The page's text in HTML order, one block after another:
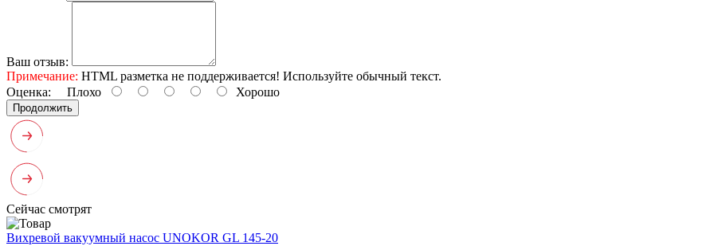
Ваш отзыв:
Примечание: HTML разметка не поддерживается! Используйте обычный текст.
Оценка: Плохо Хорошо
Продолжить
Сейчас смотрят
Вихревой вакуумный насос UNOKOR GL 145-20